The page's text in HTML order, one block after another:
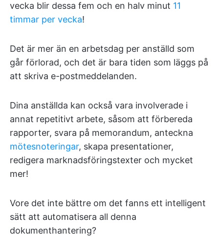
vecka blir dessa fem och en halv minut 11
timmar per vecka!
Det är mer än en arbetsdag per anställd som
går förlorad, och det är bara tiden som läggs på
att skriva e-postmeddelanden.
Dina anställda kan också vara involverade i
annat repetitivt arbete, såsom att förbereda
rapporter, svara på memorandum, anteckna
mötesnoteringar, skapa presentationer,
redigera marknadsföringstexter och mycket
mer!
Vore det inte bättre om det fanns ett intelligent
sätt att automatisera all denna
dokumenthantering?